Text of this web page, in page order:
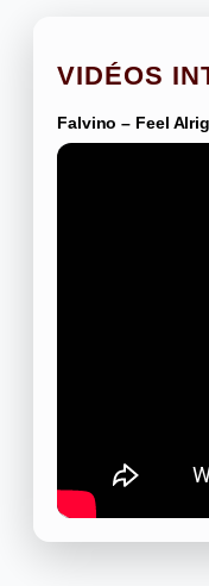
VIDÉOS
Falvino – Feel